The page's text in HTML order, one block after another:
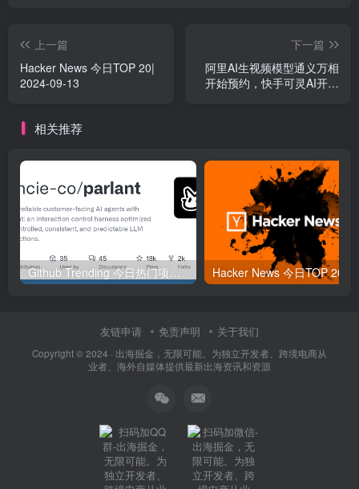
上一篇
Hacker News 今日TOP 20|
2024-09-13
下一篇
阿里AI生视频模型通义万相
开始预约，快手可灵AI开放
相关推荐
Github Trending 今日热门项目 | 2025-09-06
友链申请 免责声明 关于我们
Copyright © 2024 · 出海掘金，无限可能。为独立开发者、跨境电商从
业者、海外自媒体提供最新出海资讯和资源